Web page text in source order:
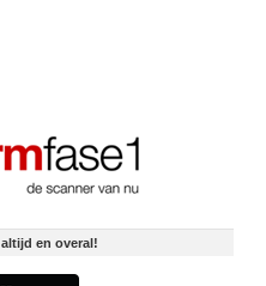
en overal!